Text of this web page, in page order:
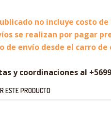
no incluye costo de
se realizan por pagar
de envío desde el carro de
y coordinaciones al
ESTE PRODUCTO